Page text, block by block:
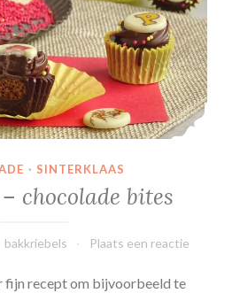
· SINTERKLAAS
chocolade bites
bakkriebels Plaats een reactie
fijn recept om bijvoorbeeld te